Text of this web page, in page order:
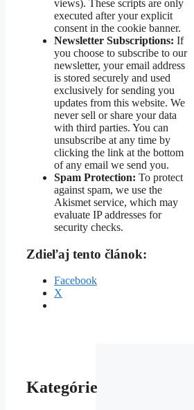
views). These scripts are only
executed after your explicit
consent in the cookie banner.
Newsletter Subscriptions: If
you choose to subscribe to our
newsletter, your email address
is stored securely and used
exclusively for sending you
updates from this website. We
never sell or share your data
with third parties. You can
unsubscribe at any time by
clicking the link at the bottom
of any email we send you.
Spam Protection: To protect
against spam, we use the
Akismet service, which may
evaluate IP addresses for
security checks.
Zdieľaj tento článok:
Facebook
X
Kategórie